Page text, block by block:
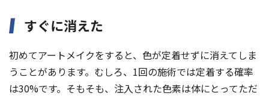
すぐに消えた
初めてアートメイクをすると、色が定着せずに消えてしま
うことがあります。むしろ、1回の施術では定着する確率
は30%です。そもそも、注入された色素は体にとってただ